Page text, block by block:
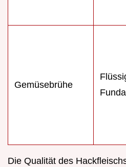
Gemüsebrühe
Die Qualität des